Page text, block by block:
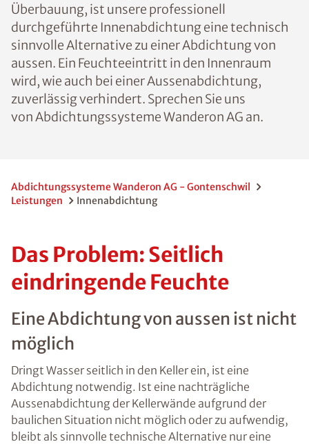
Überbauung, ist unsere professionell
durchgeführte Innenabdichtung eine technisch
sinnvolle Alternative zu einer Abdichtung von
aussen. Ein Feuchteeintritt in den Innenraum
wird, wie auch bei einer Aussenabdichtung,
zuverlässig verhindert. Sprechen Sie uns
von Abdichtungssysteme Wanderon AG an.
Abdichtungssysteme Wanderon AG - Gontenschwil
Leistungen
Innenabdichtung
Das Problem: Seitlich
eindringende Feuchte
Eine Abdichtung von aussen ist nicht
möglich
Dringt Wasser seitlich in den Keller ein, ist eine
Abdichtung notwendig. Ist eine nachträgliche
Aussenabdichtung der Kellerwände aufgrund der
baulichen Situation nicht möglich oder zu aufwendig,
bleibt als sinnvolle technische Alternative nur eine